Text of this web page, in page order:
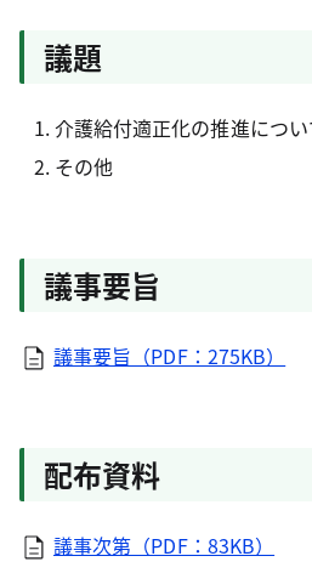
議題
介護給付適正化の推進につ
その他
議事要旨
議事要旨（PDF：275KB）
配布資料
議事次第（PDF：83KB）